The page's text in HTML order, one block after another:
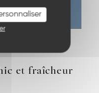
et fraîcheur